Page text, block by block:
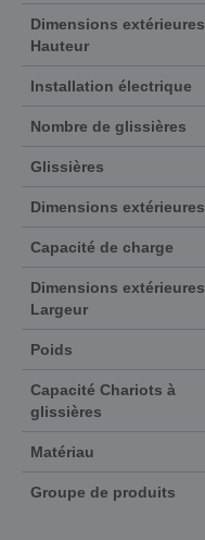
Dimensions extérieures
Hauteur
Installation électrique
Nombre de glissières
Glissières
Dimensions extérieures
Capacité de charge
Dimensions extérieures
Largeur
Poids
Capacité Chariots à
glissières
Matériau
Groupe de produits